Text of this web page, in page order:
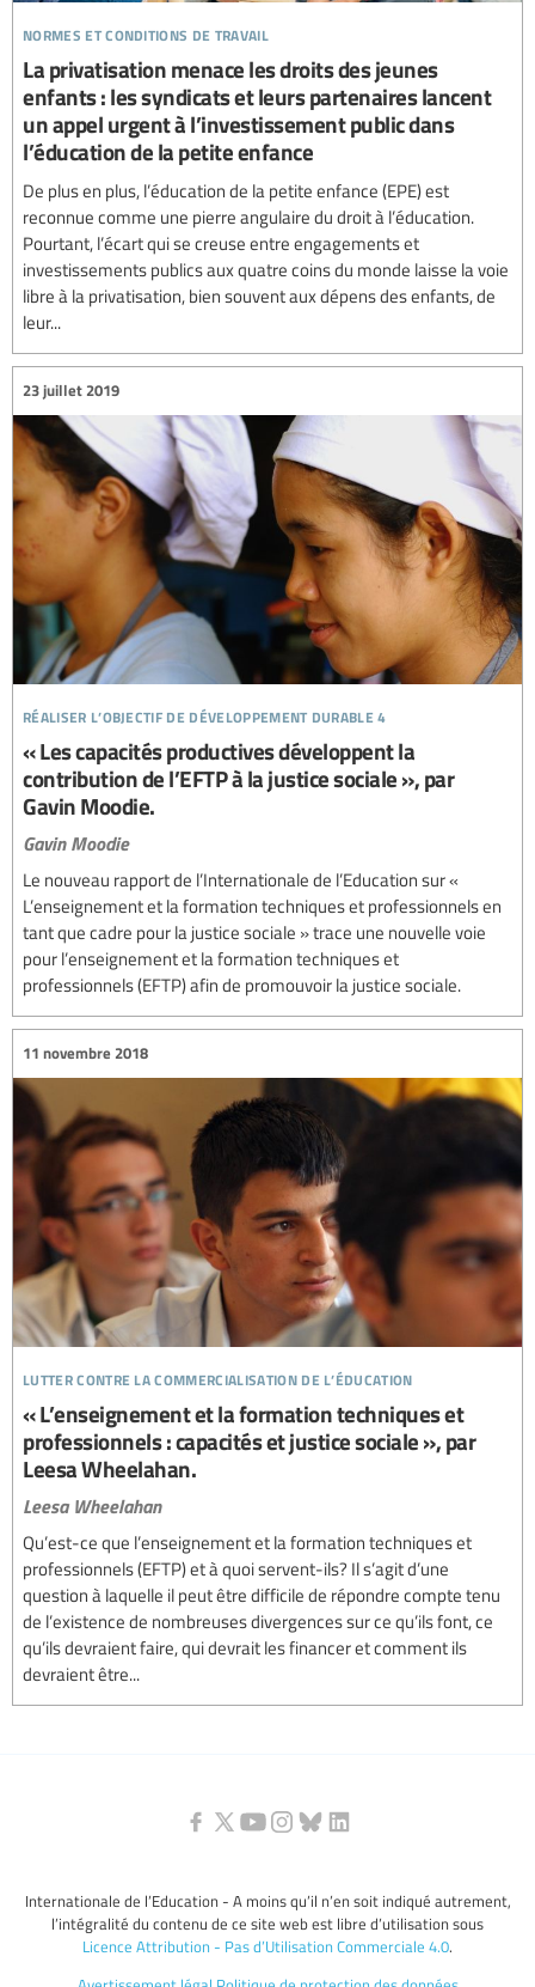
normes et conditions de travail
La privatisation menace les droits des jeunes
enfants : les syndicats et leurs partenaires lancent
un appel urgent à l’investissement public dans
l’éducation de la petite enfance
De plus en plus, l’éducation de la petite enfance (EPE) est
reconnue comme une pierre angulaire du droit à l’éducation.
Pourtant, l’écart qui se creuse entre engagements et
investissements publics aux quatre coins du monde laisse la voie
libre à la privatisation, bien souvent aux dépens des enfants, de
leur...
réaliser l’objectif de développement durable 4
23 juillet 2019
« Les capacités productives développent la
contribution de l’EFTP à la justice sociale », par
Gavin Moodie.
Gavin Moodie
Le nouveau rapport de l’Internationale de l’Education sur «
L’enseignement et la formation techniques et professionnels en
tant que cadre pour la justice sociale » trace une nouvelle voie
pour l’enseignement et la formation techniques et
professionnels (EFTP) afin de promouvoir la justice sociale.
lutter contre la commercialisation de l’éducation
11 novembre 2018
« L’enseignement et la formation techniques et
professionnels : capacités et justice sociale », par
Leesa Wheelahan.
Leesa Wheelahan
Qu’est-ce que l’enseignement et la formation techniques et
professionnels (EFTP) et à quoi servent-ils? Il s’agit d’une
question à laquelle il peut être difficile de répondre compte tenu
de l’existence de nombreuses divergences sur ce qu’ils font, ce
qu’ils devraient faire, qui devrait les financer et comment ils
devraient être...
Internationale de l’Education - A moins qu’il n’en soit indiqué autrement,
l’intégralité du contenu de ce site web est libre d’utilisation sous
Licence Attribution - Pas d’Utilisation Commerciale 4.0.